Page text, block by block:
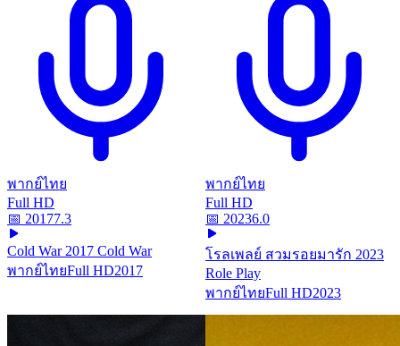
พากย์ไทย
Full HD
📅 20177.3
Cold War 2017 Cold War
พากย์ไทยFull HD2017
พากย์ไทย
Full HD
📅 20236.0
โรลเพลย์ สวมรอยมารัก 2023
Role Play
พากย์ไทยFull HD2023